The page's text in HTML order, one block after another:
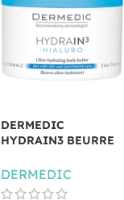
DERMEDIC
HYDRAIN3 BEURRE
225ML
DERMEDIC